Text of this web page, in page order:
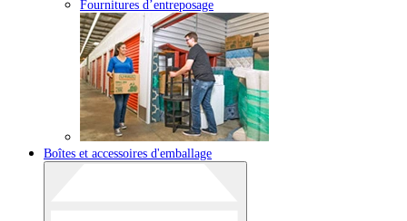
Fournitures d’entreposage
Boîtes et accessoires d'emballage